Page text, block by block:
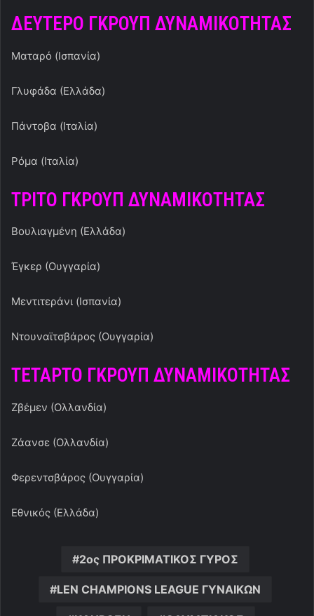
ΔΕΥΤΕΡΟ ΓΚΡΟΥΠ ΔΥΝΑΜΙΚΟΤΗΤΑΣ
Ματαρό (Ισπανία)
Γλυφάδα (Ελλάδα)
Πάντοβα (Ιταλία)
Ρόμα (Ιταλία)
ΤΡΙΤΟ ΓΚΡΟΥΠ ΔΥΝΑΜΙΚΟΤΗΤΑΣ
Βουλιαγμένη (Ελλάδα)
Έγκερ (Ουγγαρία)
Μεντιτεράνι (Ισπανία)
Ντουναϊτσβάρος (Ουγγαρία)
ΤΕΤΑΡΤΟ ΓΚΡΟΥΠ ΔΥΝΑΜΙΚΟΤΗΤΑΣ
Ζβέμεν (Ολλανδία)
Ζάανσε (Ολλανδία)
Φερεντσβάρος (Ουγγαρία)
Εθνικός (Ελλάδα)
2ος ΠΡΟΚΡΙΜΑΤΙΚΟΣ ΓΥΡΟΣ
LEN CHAMPIONS LEAGUE ΓΥΝΑΙΚΩΝ